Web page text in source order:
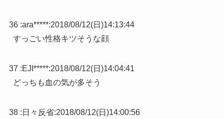
36 :ara*****:2018/08/12(日)14:13:44
すっごい性格キツそうな顔
37 :EJI*****:2018/08/12(日)14:04:41
どっちも血の気が多そう
38 : 日々反省:2018/08/12(日)14:00:56